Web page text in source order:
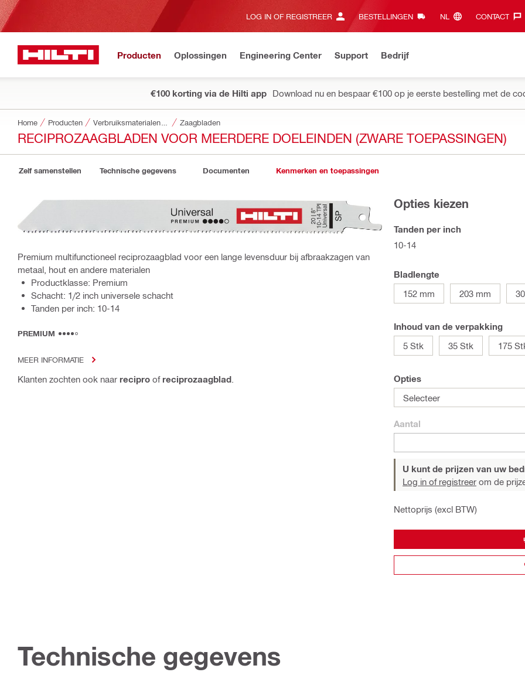
LOG IN OF REGISTREER BESTELLINGEN NL‎ CONTACT‎
Producten Oplossingen Engineering Center Support Bedrijf
€100 korting via de Hilti app Download nu en bespaar €100 op je eerste bestelling met de
Home Producten Zaagbladen
RECIPROZAAGBLADEN VOOR MEERDERE DOELEINDEN (ZWARE TOEPASSINGEN)
Zelf samenstellen Technische gegevens Documenten Kenmerken en toepassingen
Premium multifunctioneel reciprozaagblad voor een lange levensduur bij afbraakzagen van
metaal, hout en andere materialen
Productklasse: Premium
Schacht: 1/2 inch universele schacht
Tanden per inch: 10-14
PREMIUM
MEER INFORMATIE
Klanten zochten ook naar recipro of reciprozaagblad
Opties kiezen
Tanden per inch
10-14
Bladlengte
152 mm
203 mm
Inhoud van de verpakking
5 Stk
35 Stk 175
Opties
Selecteer
Aantal
U kunt de prijzen van uw
Log in of registreer om de
Nettoprijs (excl BTW)
Technische gegevens